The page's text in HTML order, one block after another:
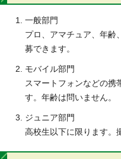
一般部門
プロ、アマチュア、年齢
募できます。
モバイル部門
スマートフォンなどの携
す。年齢は問いません。
ジュニア部門
高校生以下に限ります。